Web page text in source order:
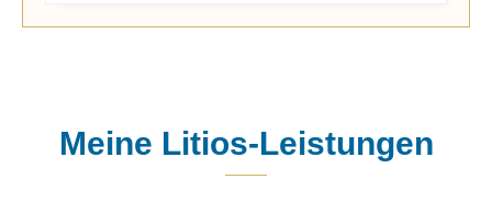
Meine Litios-Leistungen